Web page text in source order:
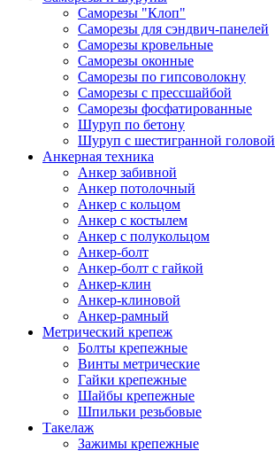
Саморезы "Клоп"
Саморезы для сэндвич-панелей
Саморезы кровельные
Саморезы оконные
Саморезы по гипсоволокну
Саморезы с прессшайбой
Саморезы фосфатированные
Шуруп по бетону
Шуруп с шестигранной головой
Анкерная техника
Анкер забивной
Анкер потолочный
Анкер с кольцом
Анкер с костылем
Анкер с полукольцом
Анкер-болт
Анкер-болт с гайкой
Анкер-клин
Анкер-клиновой
Анкер-рамный
Метрический крепеж
Болты крепежные
Винты метрические
Гайки крепежные
Шайбы крепежные
Шпильки резьбовые
Такелаж
Зажимы крепежные